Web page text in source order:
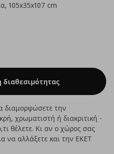
105x35x107 cm
διαμορφώσετε την
χρωματιστή ή διακριτική -
θέλετε. Κι αν ο χώρος σας
να αλλάξετε και την ΕΚΕΤ